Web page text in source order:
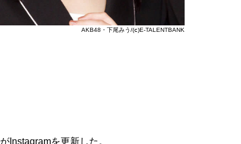
AKB48・下尾みう/(ⅽ)E-TALENTBANK
がInstagramを更新した。